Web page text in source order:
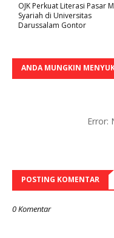
OJK Perkuat Literasi Pasar
Syariah di Universitas
Darussalam Gontor
ANDA MUNGKIN
Error:
POSTING KOMENTAR
0 Komentar